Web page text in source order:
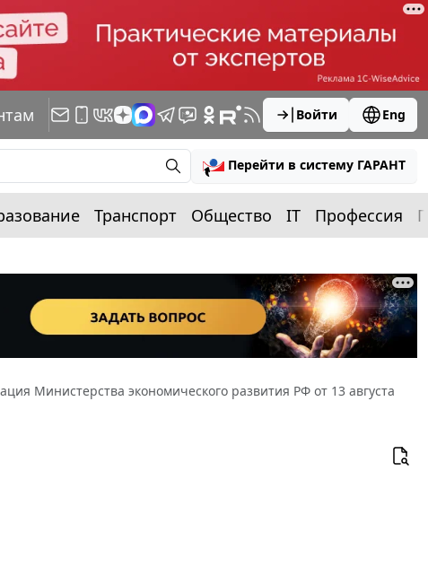
Войти Eng
Перейти в систему ГАРАНТ
Транспорт Общество IT Профессия
Министерства экономического развития РФ от 13 августа